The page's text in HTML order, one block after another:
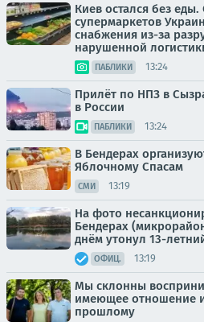
Киев остался без
супермаркетов
снабжения из-за
нарушенной
ПАБЛИКИ 13:24
Прилёт по НПЗ в
в России
ПАБЛИКИ 13:24
В Бендерах
Яблочному Спасам
СМИ 13:19
На фото
Бендерах
днём утонул 13-
ОФИЦ. 13:19
Мы склонны
имеющее отношение
прошлому